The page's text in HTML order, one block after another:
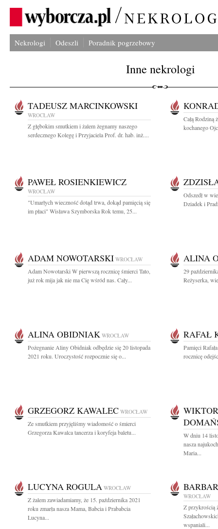
Nekrologi Odeszli Poradnik pogrzebowy
Inne nekrologi
TADEUSZ MARCINKOWSKI
WROCŁAW
Z głębokim smutkiem i żalem żegnamy naszego
serdecznego Kolegę i Przyjaciela Prof. dr. hab. inż....
Całą Rodziną
kochanego
PAWEŁ ROSIENKIEWICZ
WROCŁAW
"Umarłych wieczność dotąd trwa, dokąd pamięcią się
im płaci" Wisława Szymborska Rok temu, 25...
Odszedł w
Dziadek i
ADAM NOWOTARSKI WROCŁAW
Adam Nowotarski W pierwszą rocznicę śmierci Tato,
już rok mija jak nie ma Cię wśród nas. Cały...
ALINA
29
Reżyserka,
ALINA OBIDNIAK WROCŁAW
Pożegnanie Aliny Obidniak odbędzie się 20 listopada
2021 roku. Uroczystość rozpocznie się o...
RAFAŁ
Pamięci
rocznicę
GRZEGORZ KAWALEC WROCŁAW
Ze smutkiem przyjęliśmy wiadomość o śmierci
Grzegorza Kawalca tancerza i koryfeja baletu...
W dniu 14
nasza
Maria...
LUCYNA ROGULA WROCŁAW
Z żalem zawiadamiamy, że 15. października 2021
roku zmarła nasza Mama, Babcia i Prababcia
Lucyna...
WROCŁAW
Z przykrością
wspaniali...